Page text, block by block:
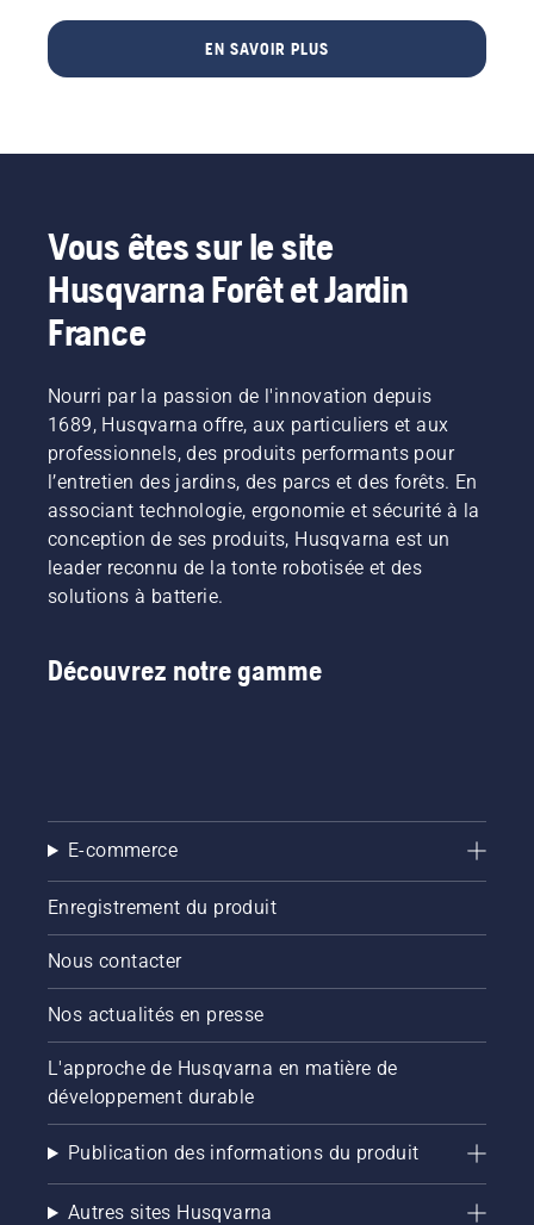
EN SAVOIR PLUS
Vous êtes sur le site
Husqvarna Forêt et Jardin
France
Nourri par la passion de l'innovation depuis
1689, Husqvarna offre, aux particuliers et aux
professionnels, des produits performants pour
l’entretien des jardins, des parcs et des forêts. En
associant technologie, ergonomie et sécurité à la
conception de ses produits, Husqvarna est un
leader reconnu de la tonte robotisée et des
solutions à batterie.
Découvrez notre gamme
E-commerce
Enregistrement du produit
Nous contacter
Nos actualités en presse
L'approche de Husqvarna en matière de
développement durable
Publication des informations du produit
Autres sites Husqvarna